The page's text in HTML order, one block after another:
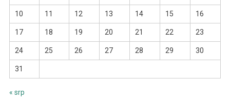
10 11 12 13 14 15 16
17 18 19 20 21 22 23
24 25 26 27 28 29 30
31
« srp